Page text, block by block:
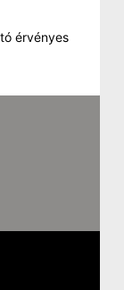
érvényes